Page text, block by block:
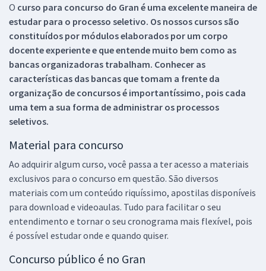
O curso para concurso do Gran é uma excelente maneira de
estudar para o processo seletivo. Os nossos cursos são
constituídos por módulos elaborados por um corpo
docente experiente e que entende muito bem como as
bancas organizadoras trabalham. Conhecer as
características das bancas que tomam a frente da
organização de concursos é importantíssimo, pois cada
uma tem a sua forma de administrar os processos
seletivos.
Material para concurso
Ao adquirir algum curso, você passa a ter acesso a materiais
exclusivos para o concurso em questão. São diversos
materiais com um conteúdo riquíssimo, apostilas disponíveis
para download e videoaulas. Tudo para facilitar o seu
entendimento e tornar o seu cronograma mais flexível, pois
é possível estudar onde e quando quiser.
Concurso público é no Gran